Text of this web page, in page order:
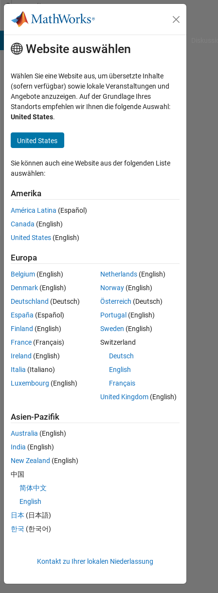
Weiter zum Inhalt
Community
Profile
Vighneshwar
Aktiv
seit
2024
Followers:
Following:
Follow
Please
login
endorse
this
person
a
skill
No
Endorsements
received
Website auswählen
Wählen Sie eine Website aus, um übersetzte Inhalte
(sofern verfügbar) sowie lokale Veranstaltungen und
Angebote anzuzeigen. Auf der Grundlage Ihres
Standorts empfehlen wir Ihnen die folgende Auswahl:
United States.
United States
Sie können auch eine Website aus der folgenden Liste
auswählen:
Amerika
América Latina (Español)
Canada (English)
United States (English)
Europa
Belgium (English)
Denmark (English)
Deutschland (Deutsch)
España (Español)
Finland (English)
France (Français)
Ireland (English)
Italia (Italiano)
Luxembourg (English)
Netherlands (English)
Norway (English)
Österreich (Deutsch)
Portugal (English)
Sweden (English)
Switzerland
Deutsch
English
Français
United Kingdom (English)
Asien-Pazifik
Australia (English)
India (English)
New Zealand (English)
中国
简体中文
English
日本 (日本語)
한국 (한국어)
Kontakt zu Ihrer lokalen Niederlassung